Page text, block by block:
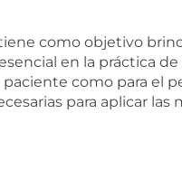
como objetivo
en la práctica
como para el
para aplicar